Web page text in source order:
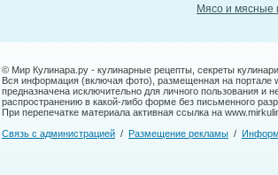
Мясо и мясные
© Мир Кулинара.ру - кулинарные рецепты, секреты
Вся информация (включая фото), размещенная на портале
предназначена исключительно для личного пользования и
распространению в какой-либо форме без письменного
При перепечатке материала активная ссылка на
Связь с администрацией / Размещение рекламы /